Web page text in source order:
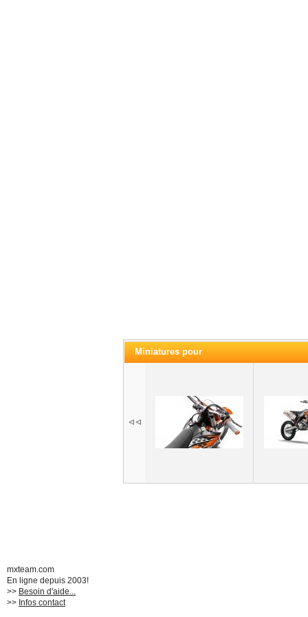
Miniatures pour
mxteam.com
En ligne depuis 2003!
>> Besoin d'aide...
>> Infos contact